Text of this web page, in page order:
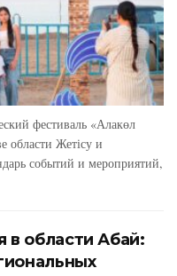
фестиваль «Алакөл
Жетісу и
событий и мероприятий,
в области Абай: